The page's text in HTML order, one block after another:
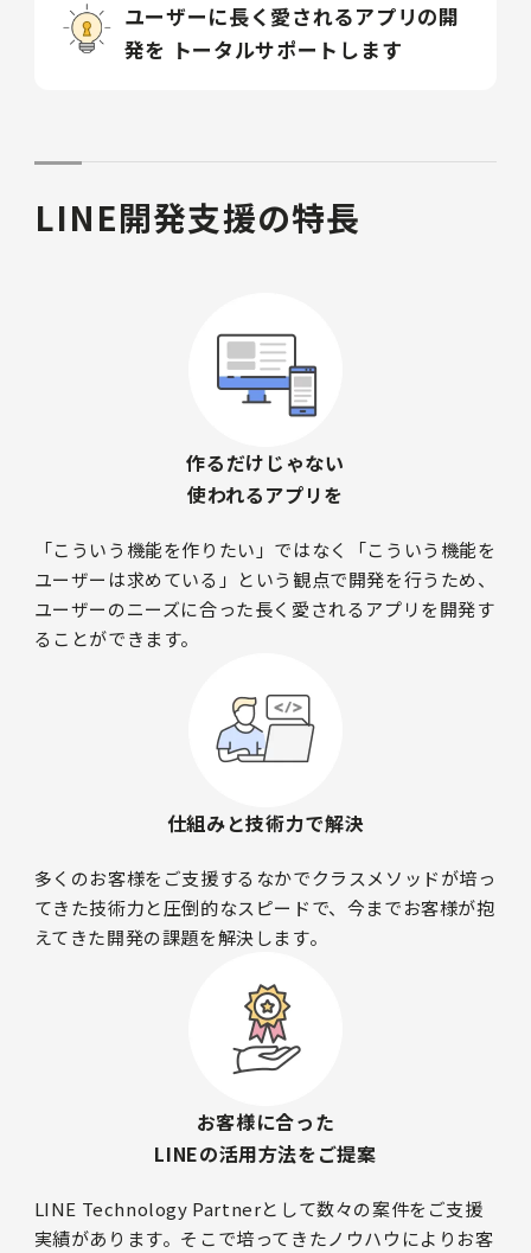
ユーザーに長く愛されるアプリの開
発を トータルサポートします
LINE開発支援の特長
作るだけじゃない
使われるアプリを
「こういう機能を作りたい」ではなく「こういう機能を
ユーザーは求めている」という観点で開発を行うため、
ユーザーのニーズに合った長く愛されるアプリを開発す
ることができます。
仕組みと技術力で解決
多くのお客様をご支援するなかでクラスメソッドが培っ
てきた技術力と圧倒的なスピードで、今までお客様が抱
えてきた開発の課題を解決します。
お客様に合った
LINEの活用方法をご提案
LINE Technology Partnerとして数々の案件をご支援
実績があります。そこで培ってきたノウハウによりお客